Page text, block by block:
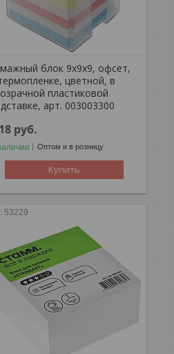
блок 9х9х9, офсет,
цветной, в
пластиковой
арт. 003003300
руб.
Оптом и в розницу
Купить
53229